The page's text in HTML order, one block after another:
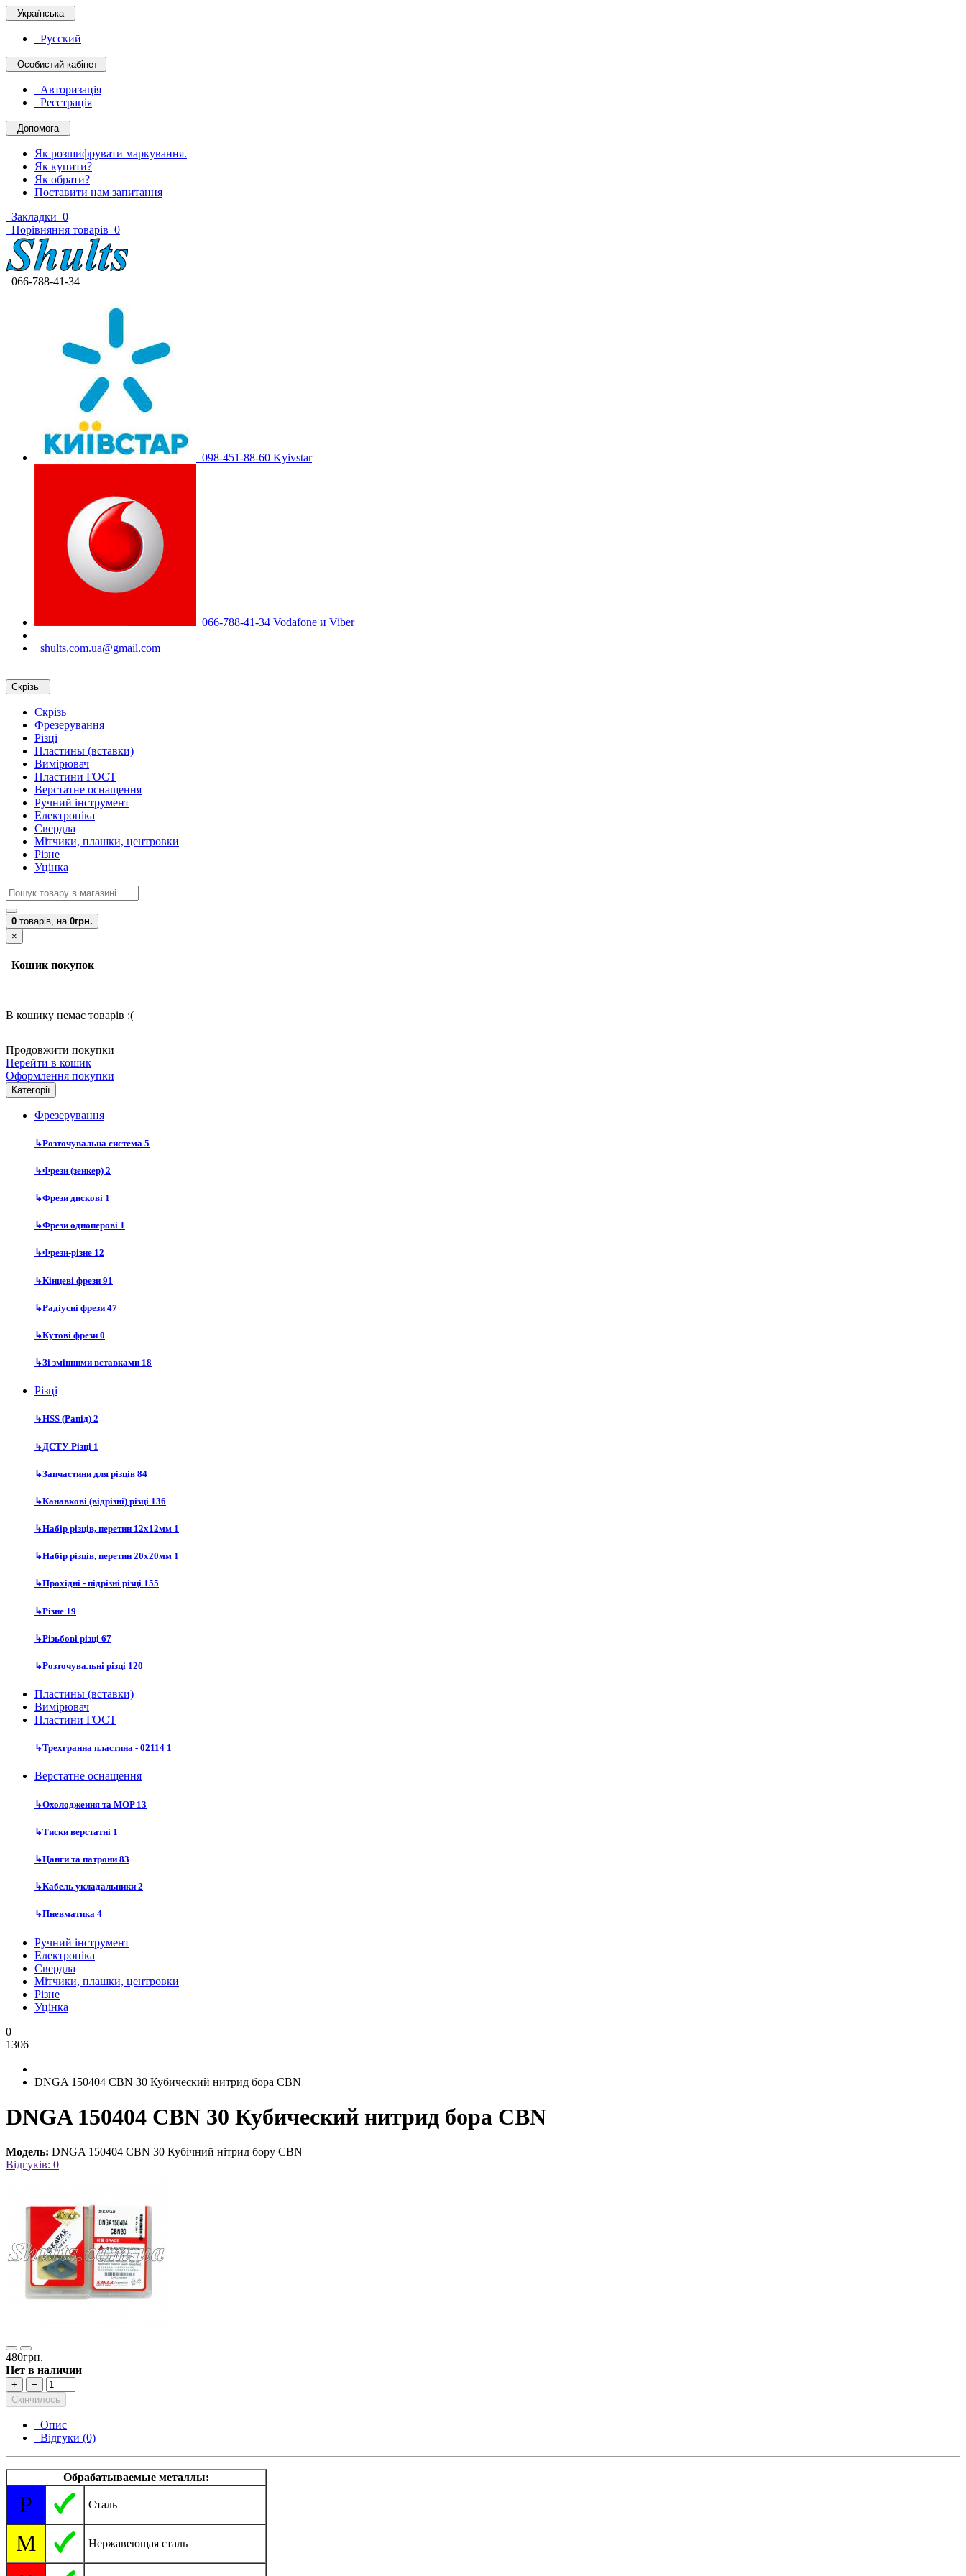
Українська
Русский
Особистий кабінет
Авторизація
Реєстрація
Допомога
Як розшифрувати маркування.
Як купити?
Як обрати?
Поставити нам запитання
Закладки 0
Порівняння товарів 0
066-788-41-34
098-451-88-60 Kyivstar
066-788-41-34 Vodafone и Viber
shults.com.ua@gmail.com
Скрізь
Скрізь
Фрезерування
Різці
Пластины (вставки)
Вимірювач
Пластини ГОСТ
Верстатне оснащення
Ручний інструмент
Електроніка
Свердла
Мітчики, плашки, центровки
Різне
Уцінка
0 товарів, на 0грн.
×
Кошик покупок
В кошику немає товарів :(
Продовжити покупки
Перейти в кошик
Оформлення покупки
Категорії
Фрезерування
↳Розточувальна система 5
↳Фрези (зенкер) 2
↳Фрези дискові 1
↳Фрези одноперові 1
↳Фрези-різне 12
↳Кінцеві фрези 91
↳Радіусні фрези 47
↳Кутові фрези 0
↳Зі змінними вставками 18
Різці
↳HSS (Рапід) 2
↳ДСТУ Різці 1
↳Запчастини для різців 84
↳Канавкові (відрізні) різці 136
↳Набір різців, перетин 12х12мм 1
↳Набір різців, перетин 20х20мм 1
↳Прохідні - підрізні різці 155
↳Різне 19
↳Різьбові різці 67
↳Розточувальні різці 120
Пластины (вставки)
Вимірювач
Пластини ГОСТ
↳Трехгранна пластина - 02114 1
Верстатне оснащення
↳Охолодження та MOP 13
↳Тиски верстатні 1
↳Цанги та патрони 83
↳Кабель укладальники 2
↳Пневматика 4
Ручний інструмент
Електроніка
Свердла
Мітчики, плашки, центровки
Різне
Уцінка
0
1306
DNGA 150404 CBN 30 Кубический нитрид бора CBN
DNGA 150404 CBN 30 Кубический нитрид бора CBN
Модель: DNGA 150404 CBN 30 Кубічний нітрид бору CBN
Відгуків: 0
480грн.
Нет в наличии
+
−
Скінчилось
Опис
Відгуки (0)
Обрабатываемые металлы:
P Сталь
M Нержавеющая сталь